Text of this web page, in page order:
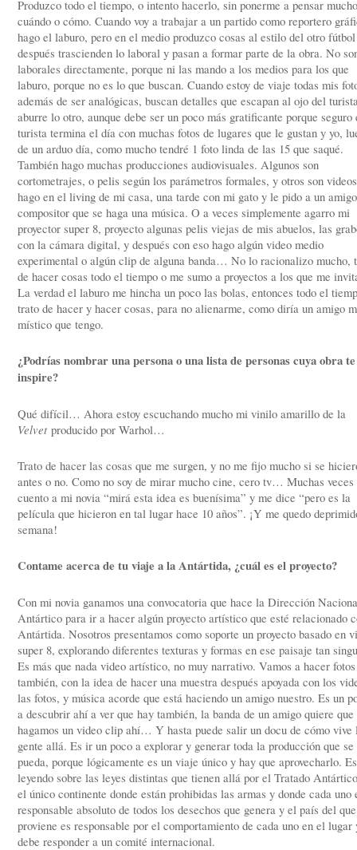
Produzco todo el tiempo, o intento hacerlo, sin ponerme a pensar mucho
cuándo o cómo. Cuando voy a trabajar a un partido como reportero
hago el laburo, pero en el medio produzco cosas al estilo del otro
después trascienden lo laboral y pasan a formar parte de la obra. No
laborales directamente, porque ni las mando a los medios para los que
laburo, porque no es lo que buscan. Cuando estoy de viaje todas mis
además de ser analógicas, buscan detalles que escapan al ojo del
aburre lo otro, aunque debe ser un poco más gratificante porque seguro
turista termina el día con muchas fotos de lugares que le gustan y yo,
de un arduo día, como mucho tendré 1 foto linda de las 15 que saqué.
También hago muchas producciones audiovisuales. Algunos son
cortometrajes, o pelis según los parámetros formales, y otros son
hago en el living de mi casa, una tarde con mi gato y le pido a un amigo
compositor que se haga una música. O a veces simplemente agarro mi
proyector super 8, proyecto algunas pelis viejas de mis abuelos, las
con la cámara digital, y después con eso hago algún video medio
experimental o algún clip de alguna banda… No lo racionalizo mucho,
de hacer cosas todo el tiempo o me sumo a proyectos a los que me
La verdad el laburo me hincha un poco las bolas, entonces todo el
trato de hacer y hacer cosas, para no alienarme, como diría un amigo
místico que tengo.
¿Podrías nombrar una persona o una lista de personas cuya obra te
inspire?
Qué difícil… Ahora estoy escuchando mucho mi vinilo amarillo de la
Velvetproducido por Warhol…
Trato de hacer las cosas que me surgen, y no me fijo mucho si se
antes o no. Como no soy de mirar mucho cine, cero tv… Muchas
cuento a mi novia “mirá esta idea es buenísima” y me dice “pero es la
película que hicieron en tal lugar hace 10 años”. ¡Y me quedo
semana!
Contame acerca de tu viaje a la Antártida, ¿cuál es el proyecto?
Con mi novia ganamos una convocatoria que hace la Dirección
Antártico para ir a hacer algún proyecto artístico que esté relacionado
Antártida. Nosotros presentamos como soporte un proyecto basado en
super 8, explorando diferentes texturas y formas en ese paisaje tan
Es más que nada video artístico, no muy narrativo. Vamos a hacer fotos
también, con la idea de hacer una muestra después apoyada con los
las fotos, y música acorde que está haciendo un amigo nuestro. Es un
a descubrir ahí a ver que hay también, la banda de un amigo quiere
hagamos un video clip ahí… Y hasta puede salir un docu de cómo vive
gente allá. Es ir un poco a explorar y generar toda la producción que se
pueda, porque lógicamente es un viaje único y hay que aprovecharlo.
leyendo sobre las leyes distintas que tienen allá por el Tratado
el único continente donde están prohibidas las armas y donde cada uno
responsable absoluto de todos los desechos que genera y el país del
proviene es responsable por el comportamiento de cada uno en el lugar
debe responder a un comité internacional.